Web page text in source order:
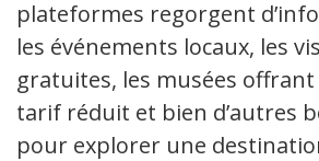
plateformes regorgent
les événements locaux, les
gratuites, les musées offrant
tarif réduit et bien d’autres
pour explorer une